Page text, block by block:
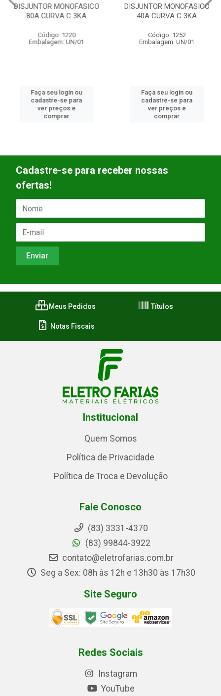
DISJUNTOR MONOFASICO
80A CURVA C 3KA
Código: 1220
Embalagem: UN/01
Faça seu login ou
cadastre-se para
ver preços e
comprar
DISJUNTOR MONOFASICO
40A CURVA C 3KA
Código: 1252
Embalagem: UN/01
Faça seu login ou
cadastre-se para
ver preços e
comprar
Cadastre-se para receber nossas
ofertas!
Meus Pedidos Títulos
Notas Fiscais
Institucional
Quem Somos
Política de Privacidade
Política de Troca e Devolução
Fale Conosco
(83) 3331-4370
(83) 99844-3922
contato@eletrofarias.com.br
Seg a Sex: 08h às 12h e 13h30 às 17h30
Site Seguro
Redes Sociais
Instagram
YouTube